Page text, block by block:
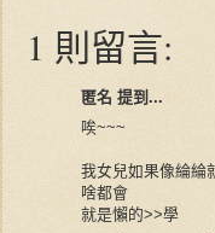
1 則留言:
匿名 提到...
唉~~~
我女兒如果像綸綸
啥都會
就是懶的>>學